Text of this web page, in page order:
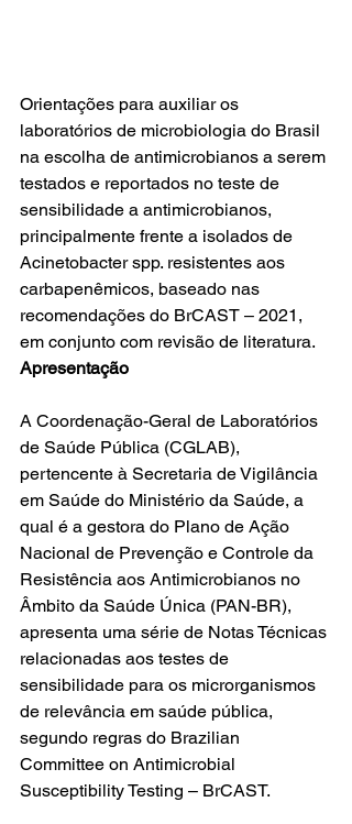
Orientações para auxiliar os
laboratórios de microbiologia do Brasil
na escolha de antimicrobianos a serem
testados e reportados no teste de
sensibilidade a antimicrobianos,
principalmente frente a isolados de
Acinetobacter spp. resistentes aos
carbapenêmicos, baseado nas
recomendações do BrCAST – 2021,
em conjunto com revisão de literatura.
Apresentação
A Coordenação-Geral de Laboratórios
de Saúde Pública (CGLAB),
pertencente à Secretaria de Vigilância
em Saúde do Ministério da Saúde, a
qual é a gestora do Plano de Ação
Nacional de Prevenção e Controle da
Resistência aos Antimicrobianos no
Âmbito da Saúde Única (PAN-BR),
apresenta uma série de Notas Técnicas
relacionadas aos testes de
sensibilidade para os microrganismos
de relevância em saúde pública,
segundo regras do Brazilian
Committee on Antimicrobial
Susceptibility Testing – BrCAST.